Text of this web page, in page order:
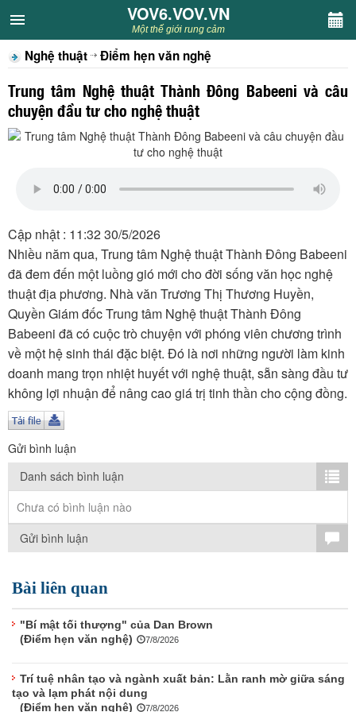
VOV6.VOV.VN
CHUYÊN MỤC
Khách VOV6
Văn học
Nghệ thuật
Thiếu nhi
Kết nối VOV6
TÌM KIẾM
Vận hành bởi QI Corp
VOV6.VOV.VN
Một thế giới rung cảm
Nghệ thuật Điểm hẹn văn nghệ
Trung tâm Nghệ thuật Thành Đông Babeeni và câu
chuyện đầu tư cho nghệ thuật
Cập nhật : 11:32 30/5/2026
Nhiều năm qua, Trung tâm Nghệ thuật Thành Đông Babeeni
đã đem đến một luồng gió mới cho đời sống văn học nghệ
thuật địa phương. Nhà văn Trương Thị Thương Huyền,
Quyền Giám đốc Trung tâm Nghệ thuật Thành Đông
Babeeni đã có cuộc trò chuyện với phóng viên chương trình
về một hệ sinh thái đặc biệt. Đó là nơi những người làm kinh
doanh mang trọn nhiệt huyết với nghệ thuật, sẵn sàng đầu tư
không lợi nhuận để nâng cao giá trị tinh thần cho cộng đồng.
Gửi bình luận
Danh sách bình luận
Chưa có bình luận nào
Gửi bình luận
Bài liên quan
"Bí mật tối thượng" của Dan Brown
(Điểm hẹn văn nghệ)
7/8/2026
Trí tuệ nhân tạo và ngành xuất bản: Lằn ranh mờ giữa sáng
tạo và lạm phát nội dung
(Điểm hẹn văn nghệ)
7/8/2026